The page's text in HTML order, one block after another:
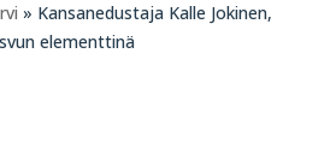
» Kansanedustaja Kalle Jokinen,
elementtinä